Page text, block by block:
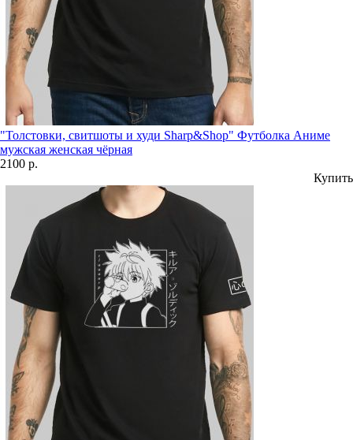
"Толстовки, свитшоты и худи Sharp&Shop" Футболка Аниме
мужская женская чёрная
2100 р.
Купить